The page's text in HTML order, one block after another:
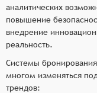
аналитических
повышение
внедрение
реальность.
Системы
многом изменяться
трендов: